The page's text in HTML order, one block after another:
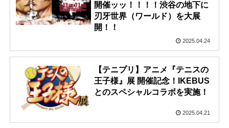
開催ッッ！！！！渋谷の地下に
刃牙世界（ワールド）を大展
開！！
2025.04.24
【テニプリ】アニメ『テニスの
王子様』展 開催記念！IKEBUS
とのスペシャルコラボを実施！
2025.04.21